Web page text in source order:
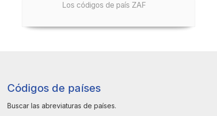
Los códigos de país ZAF
Códigos de países
Buscar las abreviaturas de países.